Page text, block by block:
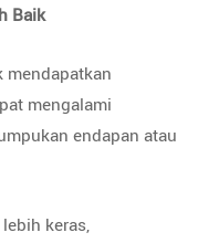
Baik
mengalami
endapan atau
keras,